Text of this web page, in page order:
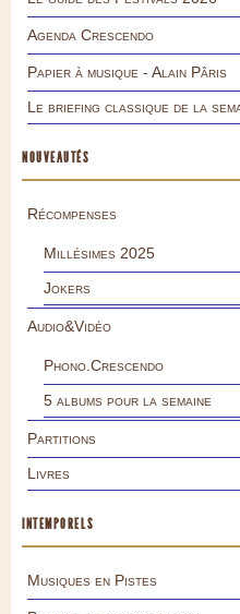
Agenda Crescendo
Papier à musique - Alain Pâris
Le briefing classique de la
NOUVEAUTÉS
Récompenses
Millésimes 2025
Jokers
Audio&Vidéo
Phono.Crescendo
5 albums pour la semaine
Partitions
Livres
INTEMPORELS
Musiques en Pistes